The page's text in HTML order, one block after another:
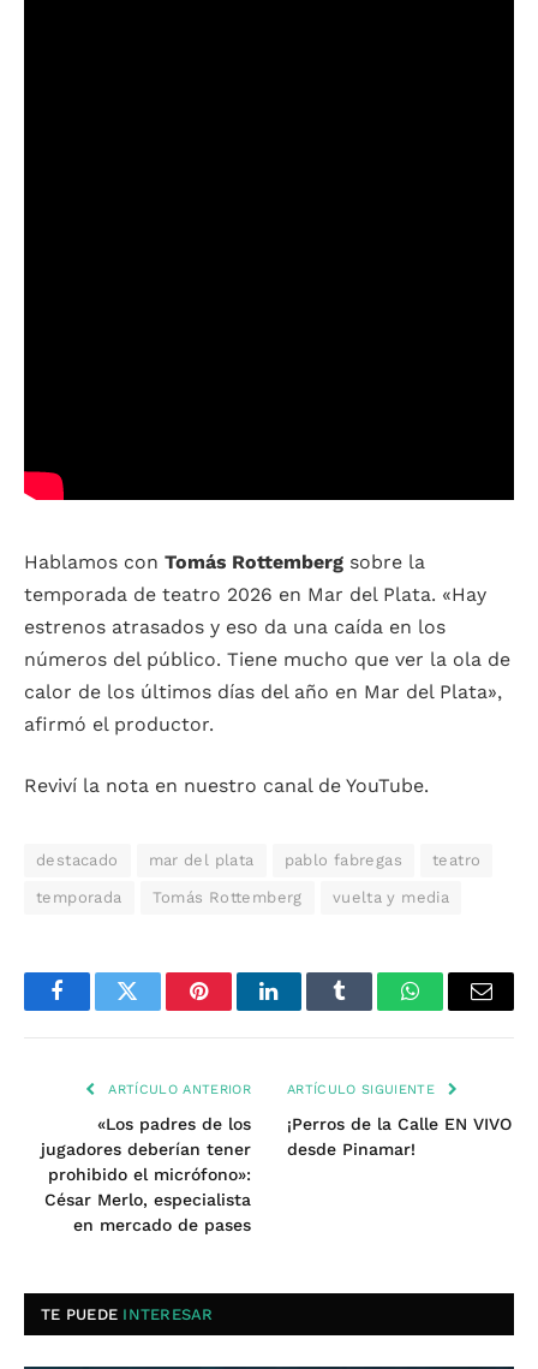
Hablamos con Tomás Rottemberg sobre la
temporada de teatro 2026 en Mar del Plata. «Hay
estrenos atrasados y eso da una caída en los
números del público. Tiene mucho que ver la ola de
calor de los últimos días del año en Mar del Plata»,
afirmó el productor.
Reviví la nota en nuestro canal de YouTube.
destacado mar del plata pablo fabregas teatro
temporada Tomás Rottemberg vuelta y media
FacebookTwitter PinterestLinkedInTumblr WhatsAppEmail
ARTÍCULO ANTERIOR
«Los padres de los
jugadores deberían tener
prohibido el micrófono»:
César Merlo, especialista
en mercado de pases
ARTÍCULO SIGUIENTE
¡Perros de la Calle EN VIVO
desde Pinamar!
TE PUEDE INTERESAR